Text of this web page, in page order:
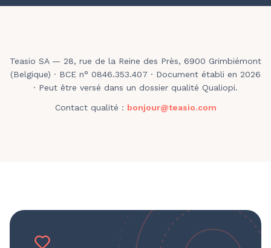
Teasio SA — 28, rue de la Reine des Près, 6900 Grimbiémont
(Belgique) · BCE n° 0846.353.407 · Document établi en 2026
· Peut être versé dans un dossier qualité Qualiopi.
Contact qualité : bonjour@teasio.com